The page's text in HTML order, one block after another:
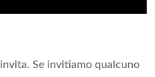
invita. Se invitiamo qualcuno